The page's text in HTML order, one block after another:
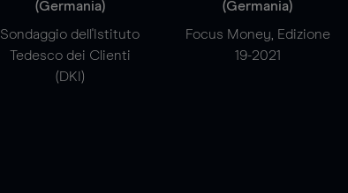
(Germania)
Sondaggio dell'Istituto
Tedesco dei Clienti
(DKI)
(Germania)
Focus Money, Edizione
19-2021